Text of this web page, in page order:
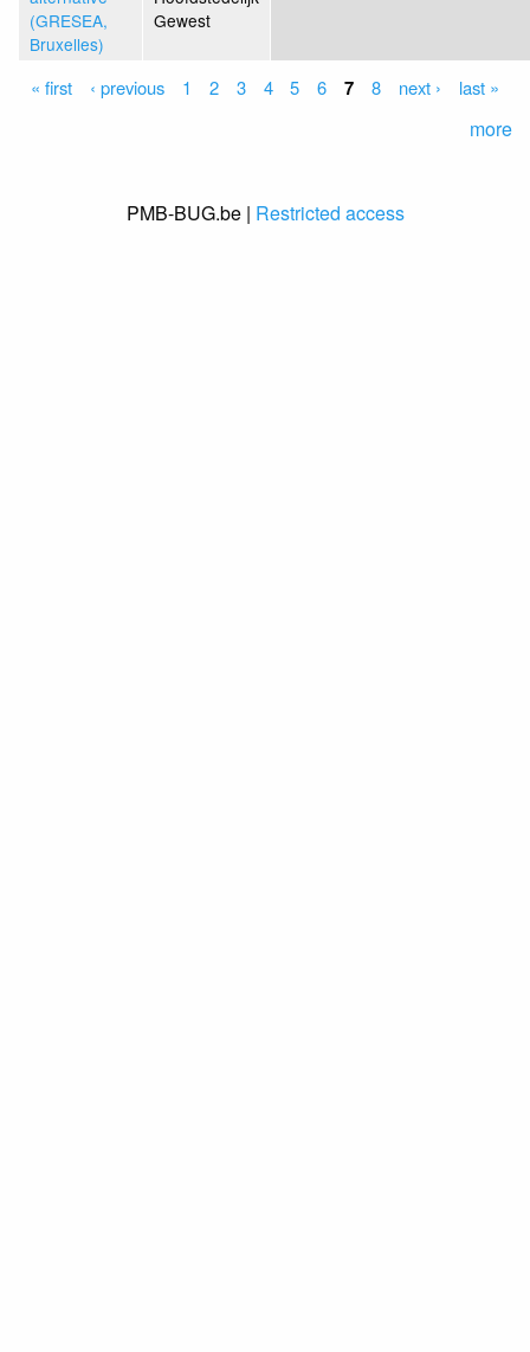
(GRESEA,
Bruxelles)
Gewest
Pages
« first ‹ previous 1 2 3 4 5 6 7 8 next › last »
more
PMB-BUG.be | Restricted access